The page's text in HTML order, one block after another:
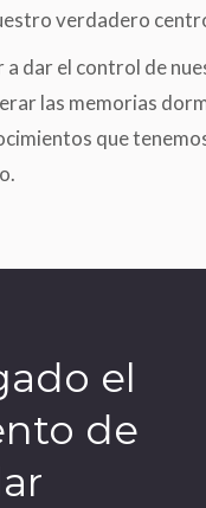
verdadero
dar el control de
las memorias
que
el
de